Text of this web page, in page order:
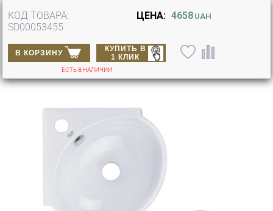
КОД ТОВАРА:
SD00053455
ЦЕНА: 4658 UAH
В КОРЗИНУ
КУПИТЬ В
1 КЛИК
ЕСТЬ В НАЛИЧИИ